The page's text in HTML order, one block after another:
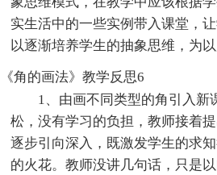
实生活中的一些实例带入课堂，
以逐渐培养学生的抽象思维，为
《角的画法》教学反思6
1、由画不同类型的角引入新
松，没有学习的负担，教师接着
逐步引向深入，既激发学生的求
的火花。教师没讲几句话，只是